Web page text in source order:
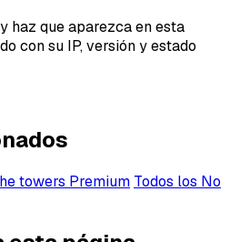
haz que aparezca en esta
con su IP, versión y estado
towers Premium Todos los No